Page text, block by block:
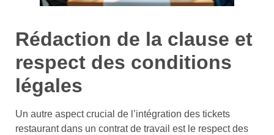
Rédaction de la clause et
respect des conditions
légales
Un autre aspect crucial de l’intégration des tickets
restaurant dans un contrat de travail est le respect des